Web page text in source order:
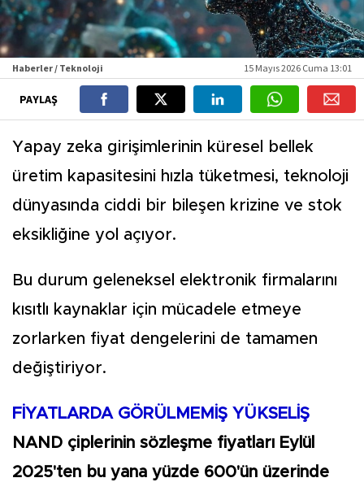
Haberler / Teknoloji 15 Mayıs 2026 Cuma 13:01
PAYLAŞ
Yapay zeka girişimlerinin küresel bellek
üretim kapasitesini hızla tüketmesi, teknoloji
dünyasında ciddi bir bileşen krizine ve stok
eksikliğine yol açıyor.
Bu durum geleneksel elektronik firmalarını
kısıtlı kaynaklar için mücadele etmeye
zorlarken fiyat dengelerini de tamamen
değiştiriyor.
FİYATLARDA GÖRÜLMEMİŞ YÜKSELİŞ
NAND çiplerinin sözleşme fiyatları Eylül
2025'ten bu yana yüzde 600'ün üzerinde